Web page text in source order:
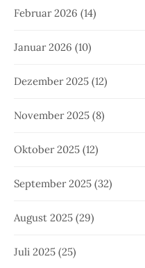
Februar 2026 (14)
Januar 2026 (10)
Dezember 2025 (12)
November 2025 (8)
Oktober 2025 (12)
September 2025 (32)
August 2025 (29)
Juli 2025 (25)